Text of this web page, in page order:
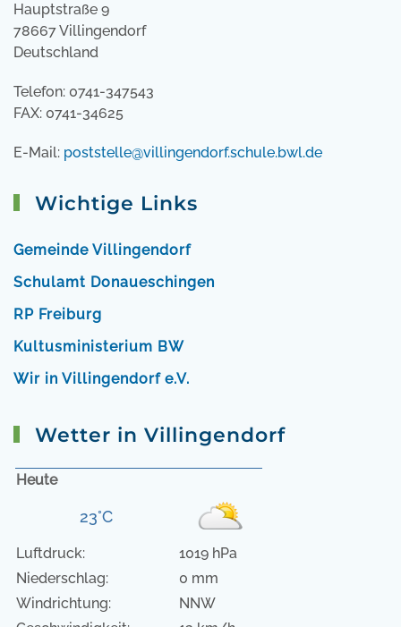
Hauptstraße 9
78667 Villingendorf
Deutschland
Telefon: 0741-347543
FAX: 0741-34625
E-Mail: poststelle@villingendorf.schule.bwl.de
Wichtige Links
Gemeinde Villingendorf
Schulamt Donaueschingen
RP Freiburg
Kultusministerium BW
Wir in Villingendorf e.V.
Wetter in Villingendorf
Heute
23°C
Luftdruck:
1019 hPa
Niederschlag:
0 mm
Windrichtung:
NNW